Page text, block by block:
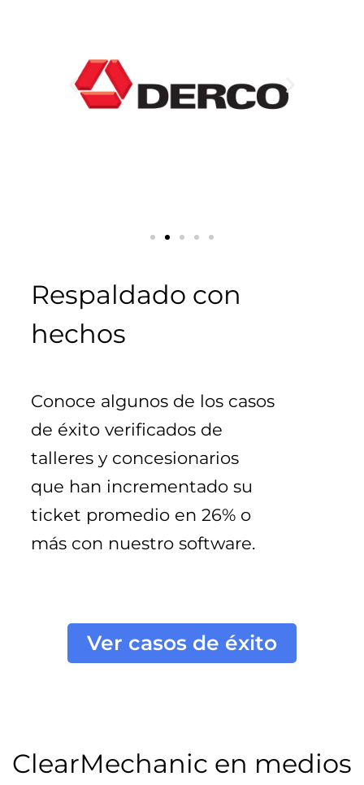
Respaldado con
hechos
Conoce algunos de los casos
de éxito verificados de
talleres y concesionarios
que han incrementado su
ticket promedio en 26% o
más con nuestro software.
Ver casos de éxito
ClearMechanic en medios